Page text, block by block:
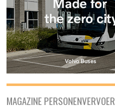
MAGAZINE PERSONENVERVOER